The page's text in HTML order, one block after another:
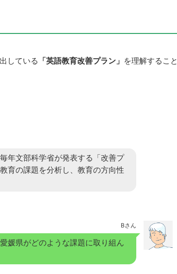
している 「英語教育改善プラン」 を理解すること
年文部科学省が発表する「改善プ
育の課題を分析し、教育の方向性
Bさん
媛県がどのような課題に取り組ん